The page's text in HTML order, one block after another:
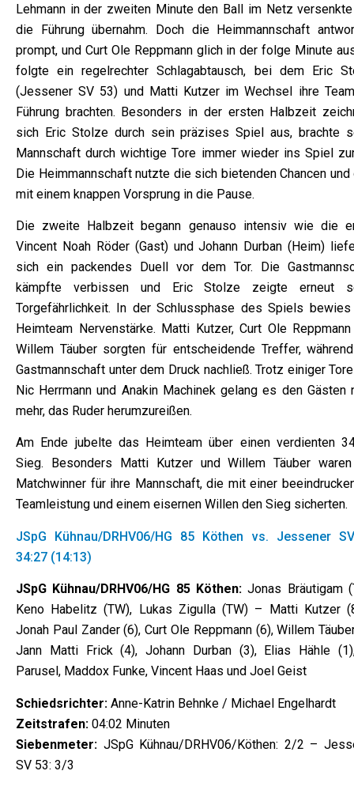
Lehmann in der zweiten Minute den Ball im Netz
die Führung übernahm. Doch die Heimmannschaft
prompt, und Curt Ole Reppmann glich in der folge Minute
folgte ein regelrechter Schlagabtausch, bei dem Eric
(Jessener SV 53) und Matti Kutzer im Wechsel ihre
Führung brachten. Besonders in der ersten Halbzeit
sich Eric Stolze durch sein präzises Spiel aus, brachte
Mannschaft durch wichtige Tore immer wieder ins Spiel
Die Heimmannschaft nutzte die sich bietenden Chancen und
mit einem knappen Vorsprung in die Pause.
Die zweite Halbzeit begann genauso intensiv wie die
Vincent Noah Röder (Gast) und Johann Durban (Heim)
sich ein packendes Duell vor dem Tor. Die
kämpfte verbissen und Eric Stolze zeigte erneut
Torgefährlichkeit. In der Schlussphase des Spiels
Heimteam Nervenstärke. Matti Kutzer, Curt Ole
Willem Täuber sorgten für entscheidende Treffer,
Gastmannschaft unter dem Druck nachließ. Trotz einiger
Nic Herrmann und Anakin Machinek gelang es den Gästen
mehr, das Ruder herumzureißen.
Am Ende jubelte das Heimteam über einen verdienten
Sieg. Besonders Matti Kutzer und Willem Täuber
Matchwinner für ihre Mannschaft, die mit einer
Teamleistung und einem eisernen Willen den Sieg sicherten.
JSpG Kühnau/DRHV06/HG 85 Köthen vs. Jessener
34:27 (14:13)
JSpG Kühnau/DRHV06/HG 85 Köthen: Jonas Bräutigam
Keno Habelitz (TW), Lukas Zigulla (TW) – Matti Kutzer
Jonah Paul Zander (6), Curt Ole Reppmann (6), Willem
Jann Matti Frick (4), Johann Durban (3), Elias Hähle
Parusel, Maddox Funke, Vincent Haas und Joel Geist
Schiedsrichter: Anne-Katrin Behnke / Michael Engelhardt
Zeitstrafen: 04:02 Minuten
Siebenmeter: JSpG Kühnau/DRHV06/Köthen: 2/2 –
SV 53: 3/3